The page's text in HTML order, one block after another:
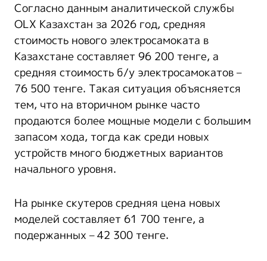
Согласно данным аналитической службы
OLX Казахстан за 2026 год, средняя
стоимость нового электросамоката в
Казахстане составляет 96 200 тенге, а
средняя стоимость б/у электросамокатов –
76 500 тенге. Такая ситуация объясняется
тем, что на вторичном рынке часто
продаются более мощные модели с большим
запасом хода, тогда как среди новых
устройств много бюджетных вариантов
начального уровня.
На рынке скутеров средняя цена новых
моделей составляет 61 700 тенге, а
подержанных – 42 300 тенге.